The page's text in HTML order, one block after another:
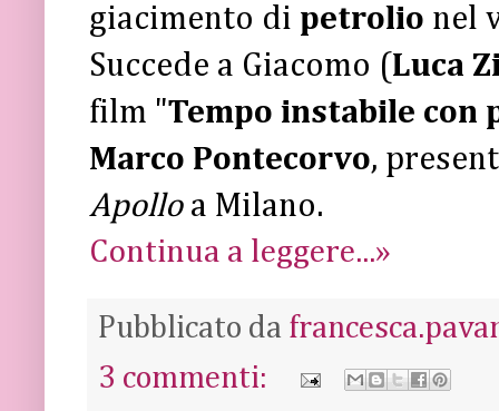
giacimento di petrolio nel
Succede a Giacomo (Luca
film "Tempo instabile con
Marco Pontecorvo,
Apollo a Milano.
Continua a leggere...»
Pubblicato da
3 commenti: